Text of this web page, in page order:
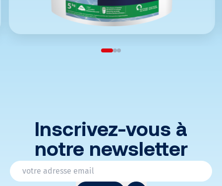
Inscrivez-vous à
notre newsletter
Email
* Champs obligatoires